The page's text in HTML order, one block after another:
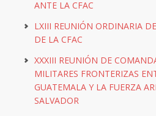
ANTE LA CFAC
LXIII REUNIÓN ORDINARIA
DE LA CFAC
XXXIII REUNIÓN DE
MILITARES FRONTERIZAS
GUATEMALA Y LA FUERZA
SALVADOR